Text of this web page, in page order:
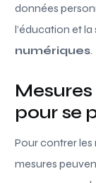
données
l’éducation et la
numériques.
pour se
Pour contrer les
mesures